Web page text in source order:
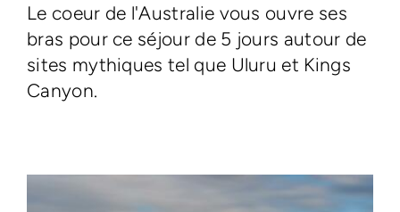
Le coeur de l'Australie vous ouvre ses
bras pour ce séjour de 5 jours autour de
sites mythiques tel que Uluru et Kings
Canyon.